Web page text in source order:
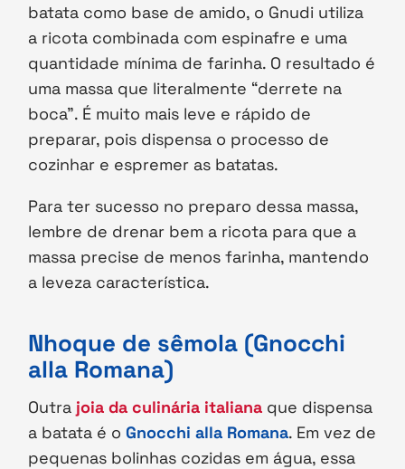
batata como base de amido, o Gnudi utiliza
a ricota combinada com espinafre e uma
quantidade mínima de farinha. O resultado é
uma massa que literalmente “derrete na
boca”. É muito mais leve e rápido de
preparar, pois dispensa o processo de
cozinhar e espremer as batatas.
Para ter sucesso no preparo dessa massa,
lembre de drenar bem a ricota para que a
massa precise de menos farinha, mantendo
a leveza característica.
Nhoque de sêmola (Gnocchi
alla Romana)
Outra joia da culinária italiana que dispensa
a batata é o Gnocchi alla Romana. Em vez de
pequenas bolinhas cozidas em água, essa